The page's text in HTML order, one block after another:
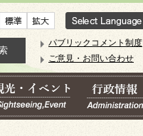
文字サイズ
パブリックコメント制度
ご意見・お問い合わせ